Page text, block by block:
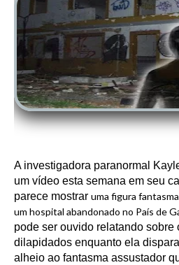
A investigadora paranormal
um vídeo esta semana em seu
parece mostrar uma figura
um hospital abandonado no País de
pode ser ouvido relatando sobre
dilapidados enquanto ela
alheio ao fantasma assustador